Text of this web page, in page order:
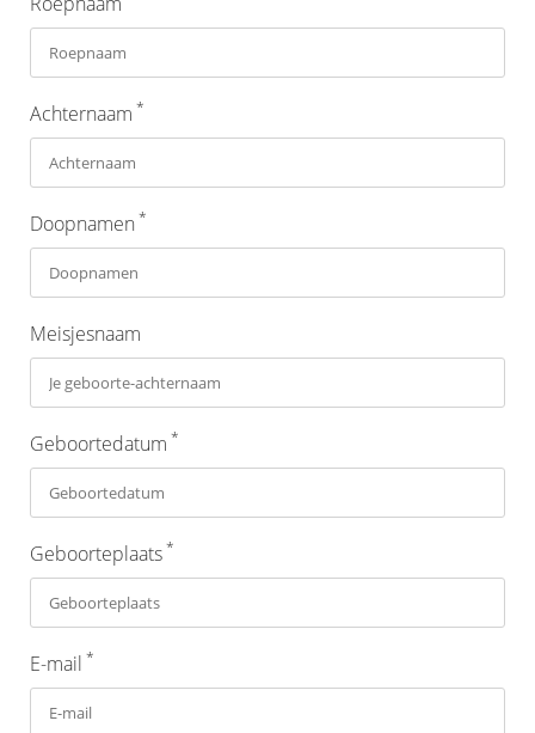
Achternaam *
Doopnamen *
Meisjesnaam
Geboortedatum *
Geboorteplaats*
E-mail *